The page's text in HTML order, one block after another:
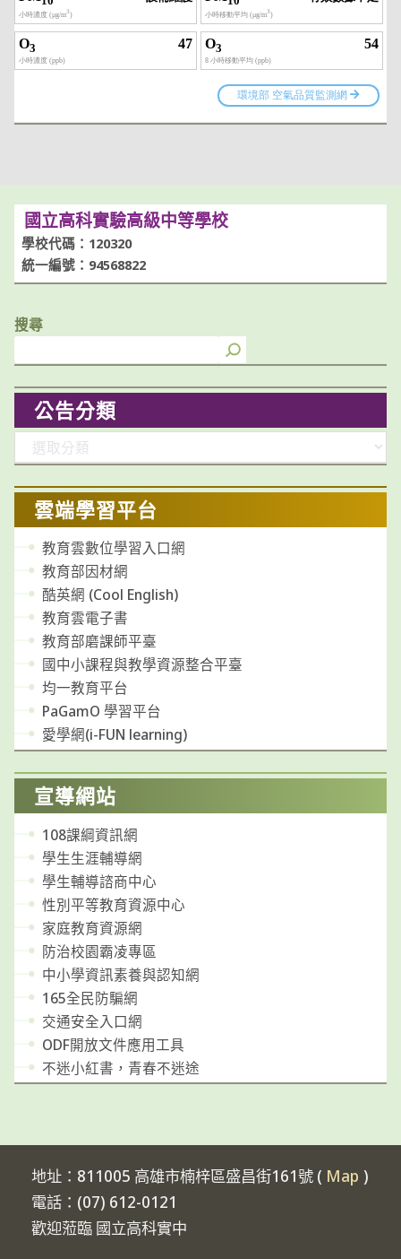
國立高科實驗高級中等學校
學校代碼：120320
統一編號：94568822
搜尋
公告分類
類
雲端學習平台
教育雲數位學習入口網
教育部因材網
酷英網 (Cool English)
教育雲電子書
教育部磨課師平臺
國中小課程與教學資源整合平臺
均一教育平台
PaGamO 學習平台
愛學網(i-FUN learning)
宣導網站
108課綱資訊網
學生生涯輔導網
學生輔導諮商中心
性別平等教育資源中心
家庭教育資源網
防治校園霸凌專區
中小學資訊素養與認知網
165全民防騙網
交通安全入口網
ODF開放文件應用工具
不迷小紅書，青春不迷途
地址：811005 高雄市楠梓區盛昌街161號 ( Map )
電話：(07) 612-0121
歡迎蒞臨 國立高科實中